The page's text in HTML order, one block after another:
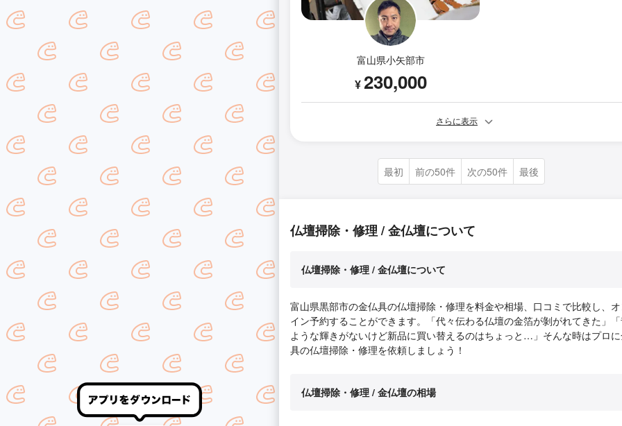
富山県小矢部市
¥230,000
さらに表示
最初 前の50件 次の50件 最後
仏壇掃除・修理 / 金仏壇について
仏壇掃除・修理 / 金仏壇について
富山県黒部市の金仏具の仏壇掃除・修理を料金や相場、口コミで比較し、
イン予約することができます。「代々伝わる仏壇の金箔が剝がれてきた」
ような輝きがないけど新品に買い替えるのはちょっと…」そんな時はプロ
具の仏壇掃除・修理を依頼しましょう！
仏壇掃除・修理 / 金仏壇の相場